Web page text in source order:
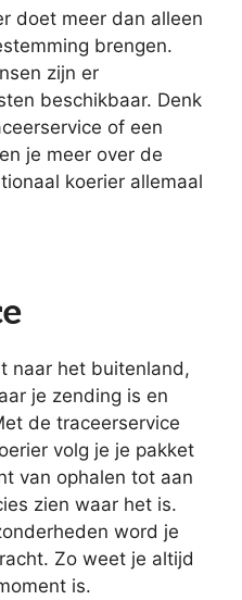
doet meer dan alleen
brengen.
zijn er
beschikbaar. Denk
of een
je meer over de
koerier allemaal
naar het buitenland,
je zending is en
de traceerservice
volg je je pakket
van ophalen tot aan
zien waar het is.
word je
Zo weet je altijd
is.